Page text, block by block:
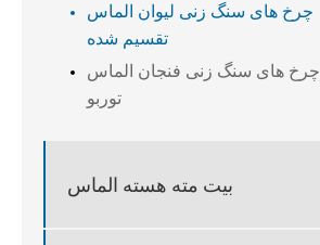
چرخ های سنگ زنی لیوان الماس
تقسیم شده
چرخ های سنگ زنی فنجان الماس
توربو
بیت مته هسته الماس